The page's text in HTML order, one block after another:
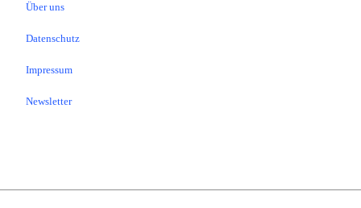
Über uns
Datenschutz
Impressum
Newsletter